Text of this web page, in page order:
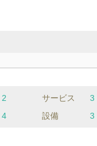
2 サービス 3
4 設備 3